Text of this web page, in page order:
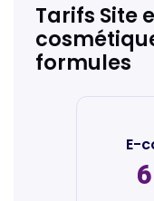
Tarifs Site
formules
E-